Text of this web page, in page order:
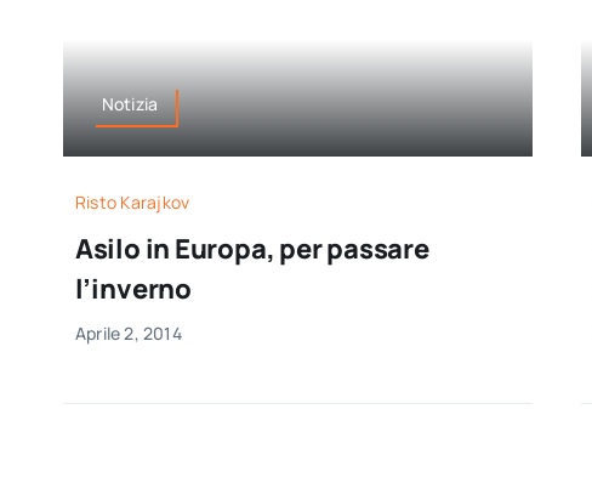
Notizia
Risto Karajkov
Asilo in Europa, per passare
l’inverno
Aprile 2, 2014